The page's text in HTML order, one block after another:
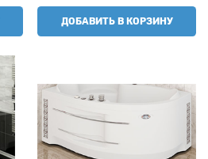
ДОБАВИТЬ В КОРЗИНУ